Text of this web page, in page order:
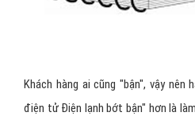
Khách hàng ai cũng "bận", vậy nên
điện tử Điện lạnh bớt bận" hơn là